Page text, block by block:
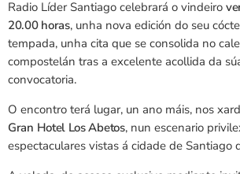
Radio Líder Santiago celebrará o vindeiro
20.00 horas, unha nova edición do seu
tempada, unha cita que se consolida no
compostelán tras a excelente acollida da
convocatoria.
O encontro terá lugar, un ano máis, nos
Gran Hotel Los Abetos, nun escenario
espectaculares vistas á cidade de Santiago